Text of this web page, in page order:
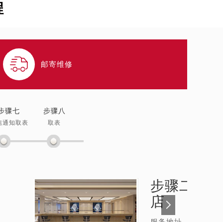
 邮寄维修
骤七
通知取表
步骤八
取表
步骤二：
店